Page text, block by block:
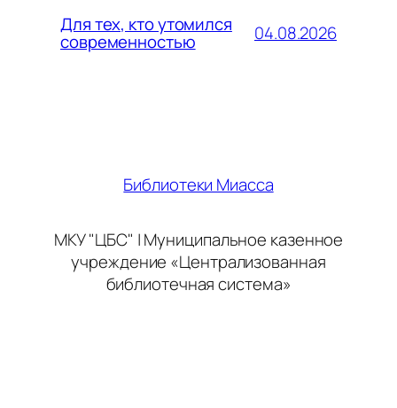
Для тех, кто утомился
современностью 04.08.2026
Библиотеки Миасса
МКУ "ЦБС" | Муниципальное казенное
учреждение «Централизованная
библиотечная система»